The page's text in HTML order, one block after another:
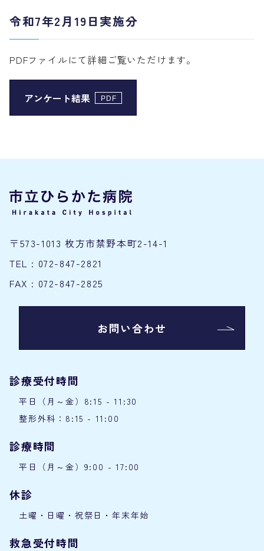
令和7年2月19日実施分
PDFファイルにて詳細ご覧いただけます。
アンケート結果
〒573-1013 枚方市禁野本町2-14-1
TEL : 072-847-2821
FAX : 072-847-2825
お問い合わせ
診療受付時間
平日（月～金）8:15 - 11:30
整形外科：8:15 - 11:00
診療時間
平日（月～金）9:00 - 17:00
休診
土曜・日曜・祝祭日・年末年始
救急受付時間